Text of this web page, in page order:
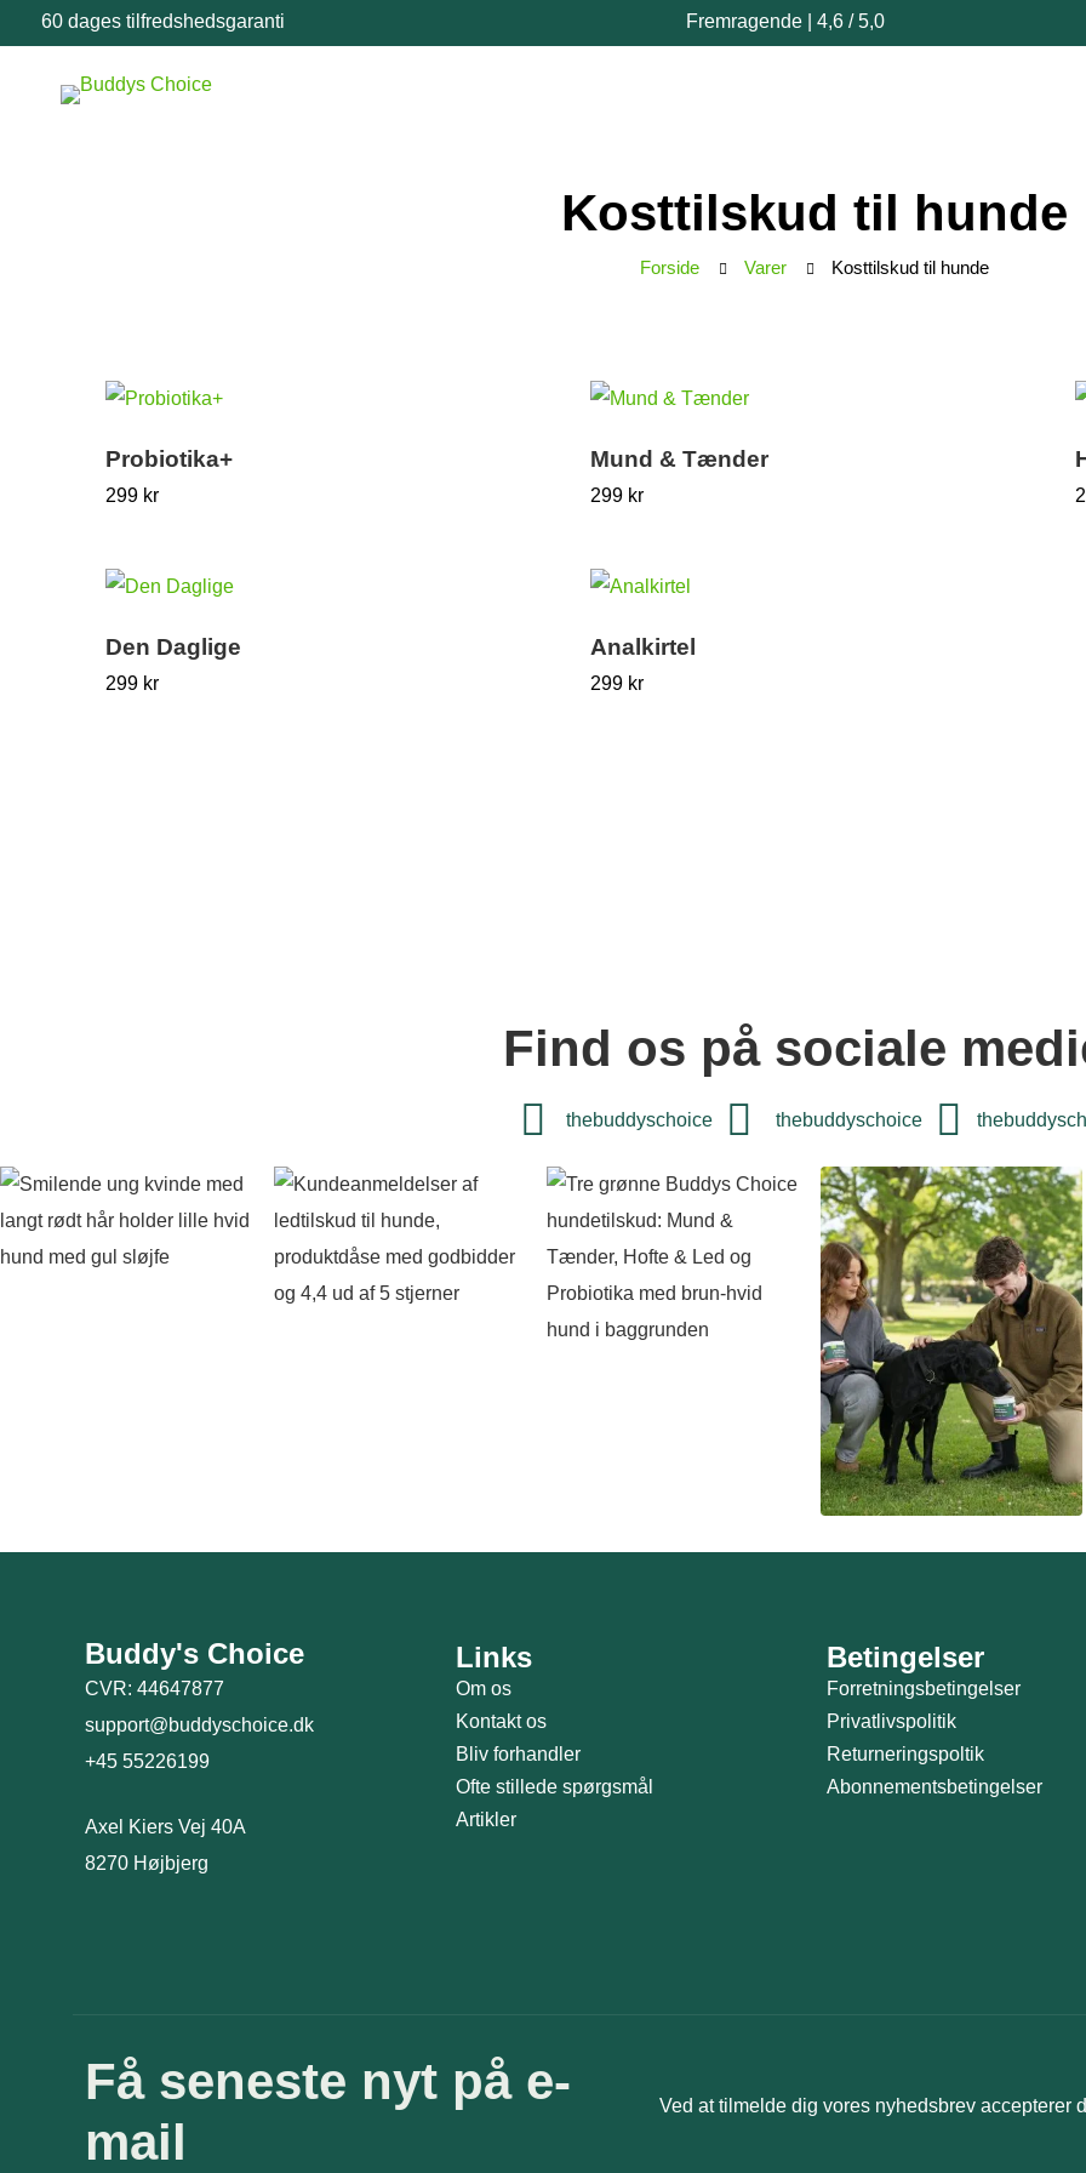
60 dages tilfredshedsgaranti Fremragende | 4,6 / 5,0
Kosttilskud til hunde
Forside Varer Kosttilskud til hunde
Probiotika+
299 kr
Mund & Tænder
299 kr
Den Daglige
299 kr
Analkirtel
299 kr
Find os på sociale
thebuddyschoice thebuddyschoice
Buddy's Choice
CVR: 44647877
support@buddyschoice.dk
+45 55226199
Axel Kiers Vej 40A
8270 Højbjerg
Links
Om os
Kontakt os
Bliv forhandler
Ofte stillede spørgsmål
Artikler
Betingelser
Forretningsbetingelser
Privatlivspolitik
Returneringspoltik
Abonnementsbetingelser
Få seneste nyt på e-
mail
Ved at tilmelde dig vores nyhedsbrev accepterer